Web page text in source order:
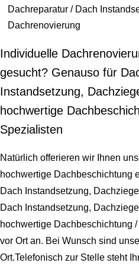
Dachreparatur / Dach
Dachrenovierung
Individuelle
gesucht? Genauso für
Instandsetzung,
hochwertige
Spezialisten
Natürlich offerieren wir Ihnen
hochwertige Dachbeschichtung
Dach Instandsetzung,
Dach Instandsetzung,
hochwertige Dachbeschichtung
vor Ort an. Bei Wunsch sind
Ort.Telefonisch zur Stelle steht